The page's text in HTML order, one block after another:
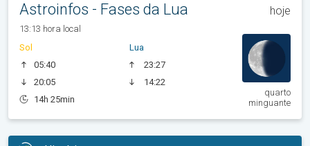
Astroinfos - Fases da Lua hoje
13:13 hora local
Sol
05:40
20:05
14h 25min
Lua
23:27
14:22
quarto
minguante